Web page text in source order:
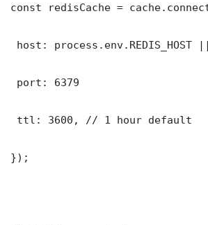
const redisCache =
host:
port: 6379
ttl: 3600, // 1 hour default
});